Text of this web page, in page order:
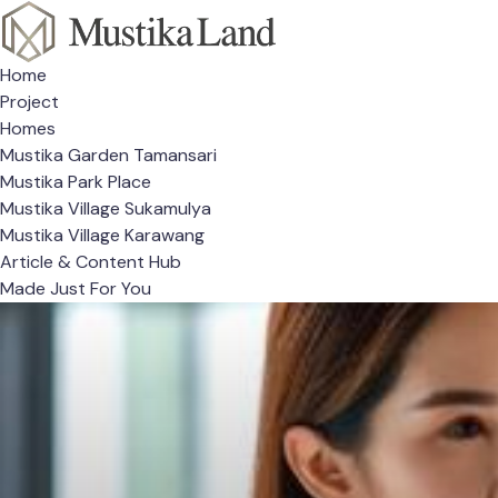
Home
Project
Homes
Mustika Garden Tamansari
Mustika Park Place
Mustika Village Sukamulya
Mustika Village Karawang
Article & Content Hub
Made Just For You